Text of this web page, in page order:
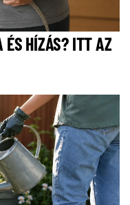
ÉS HÍZÁS? ITT AZ